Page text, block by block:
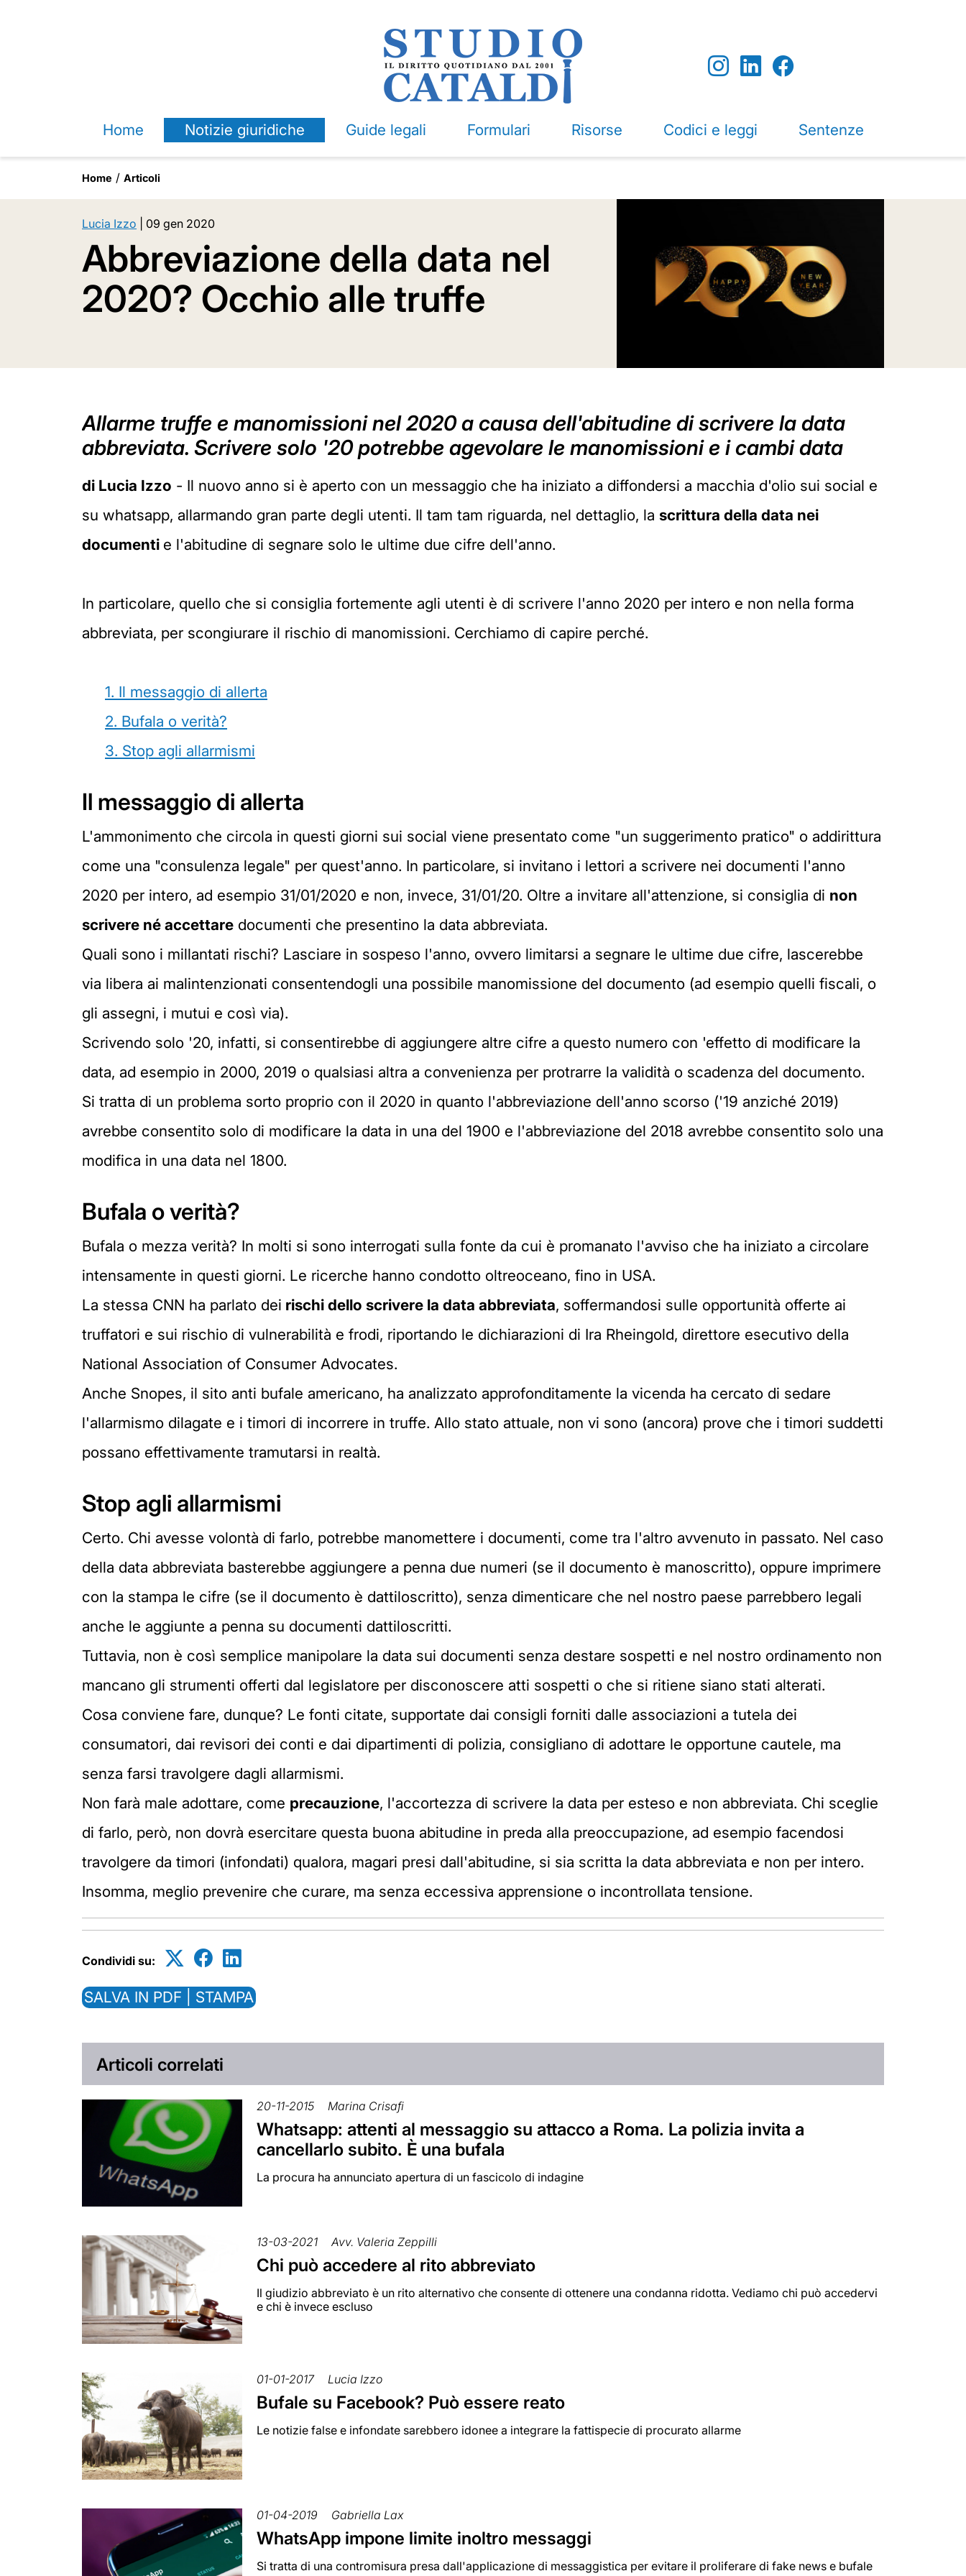
Home Notizie giuridiche Guide legali Formulari Risorse Codici e leggi Sentenze
Home Articoli
Lucia Izzo 09 gen 2020
Abbreviazione della data nel
2020? Occhio alle truffe
Allarme truffe e manomissioni nel 2020 a causa dell'abitudine di scrivere la data
abbreviata. Scrivere solo '20 potrebbe agevolare le manomissioni e i cambi data
di Lucia Izzo - Il nuovo anno si è aperto con un messaggio che ha iniziato a diffondersi a macchia d'olio sui social e
su whatsapp, allarmando gran parte degli utenti. Il tam tam riguarda, nel dettaglio, la scrittura della data nei
documenti e l'abitudine di segnare solo le ultime due cifre dell'anno.
In particolare, quello che si consiglia fortemente agli utenti è di scrivere l'anno 2020 per intero e non nella forma
abbreviata, per scongiurare il rischio di manomissioni. Cerchiamo di capire perché.
1. Il messaggio di allerta
2. Bufala o verità?
3. Stop agli allarmismi
Il messaggio di allerta
L'ammonimento che circola in questi giorni sui social viene presentato come "un suggerimento pratico" o addirittura
come una "consulenza legale" per quest'anno. In particolare, si invitano i lettori a scrivere nei documenti l'anno
2020 per intero, ad esempio 31/01/2020 e non, invece, 31/01/20. Oltre a invitare all'attenzione, si consiglia di non
scrivere né accettare documenti che presentino la data abbreviata.
Quali sono i millantati rischi? Lasciare in sospeso l'anno, ovvero limitarsi a segnare le ultime due cifre, lascerebbe
via libera ai malintenzionati consentendogli una possibile manomissione del documento (ad esempio quelli fiscali, o
gli assegni, i mutui e così via).
Scrivendo solo '20, infatti, si consentirebbe di aggiungere altre cifre a questo numero con 'effetto di modificare la
data, ad esempio in 2000, 2019 o qualsiasi altra a convenienza per protrarre la validità o scadenza del documento.
Si tratta di un problema sorto proprio con il 2020 in quanto l'abbreviazione dell'anno scorso ('19 anziché 2019)
avrebbe consentito solo di modificare la data in una del 1900 e l'abbreviazione del 2018 avrebbe consentito solo una
modifica in una data nel 1800.
Bufala o verità?
Bufala o mezza verità? In molti si sono interrogati sulla fonte da cui è promanato l'avviso che ha iniziato a circolare
intensamente in questi giorni. Le ricerche hanno condotto oltreoceano, fino in USA.
La stessa CNN ha parlato dei rischi dello scrivere la data abbreviata, soffermandosi sulle opportunità offerte ai
truffatori e sui rischio di vulnerabilità e frodi, riportando le dichiarazioni di Ira Rheingold, direttore esecutivo della
National Association of Consumer Advocates.
Anche Snopes, il sito anti bufale americano, ha analizzato approfonditamente la vicenda ha cercato di sedare
l'allarmismo dilagate e i timori di incorrere in truffe. Allo stato attuale, non vi sono (ancora) prove che i timori suddetti
possano effettivamente tramutarsi in realtà.
Stop agli allarmismi
Certo. Chi avesse volontà di farlo, potrebbe manomettere i documenti, come tra l'altro avvenuto in passato. Nel caso
della data abbreviata basterebbe aggiungere a penna due numeri (se il documento è manoscritto), oppure imprimere
con la stampa le cifre (se il documento è dattiloscritto), senza dimenticare che nel nostro paese parrebbero legali
anche le aggiunte a penna su documenti dattiloscritti.
Tuttavia, non è così semplice manipolare la data sui documenti senza destare sospetti e nel nostro ordinamento non
mancano gli strumenti offerti dal legislatore per disconoscere atti sospetti o che si ritiene siano stati alterati.
Cosa conviene fare, dunque? Le fonti citate, supportate dai consigli forniti dalle associazioni a tutela dei
consumatori, dai revisori dei conti e dai dipartimenti di polizia, consigliano di adottare le opportune cautele, ma
senza farsi travolgere dagli allarmismi.
Non farà male adottare, come precauzione, l'accortezza di scrivere la data per esteso e non abbreviata. Chi sceglie
di farlo, però, non dovrà esercitare questa buona abitudine in preda alla preoccupazione, ad esempio facendosi
travolgere da timori (infondati) qualora, magari presi dall'abitudine, si sia scritta la data abbreviata e non per intero.
Insomma, meglio prevenire che curare, ma senza eccessiva apprensione o incontrollata tensione.
Condividi su:
SALVA IN PDF | STAMPA
Articoli correlati
20-11-2015 Marina Crisafi
Whatsapp: attenti al messaggio su attacco a Roma. La polizia invita a
cancellarlo subito. È una bufala
La procura ha annunciato apertura di un fascicolo di indagine
13-03-2021 Avv. Valeria Zeppilli
Chi può accedere al rito abbreviato
Il giudizio abbreviato è un rito alternativo che consente di ottenere una condanna ridotta. Vediamo chi può accedervi
e chi è invece escluso
01-01-2017 Lucia Izzo
Bufale su Facebook? Può essere reato
Le notizie false e infondate sarebbero idonee a integrare la fattispecie di procurato allarme
01-04-2019 Gabriella Lax
WhatsApp impone limite inoltro messaggi
Si tratta di una contromisura presa dall'applicazione di messaggistica per evitare il proliferare di fake news e bufale